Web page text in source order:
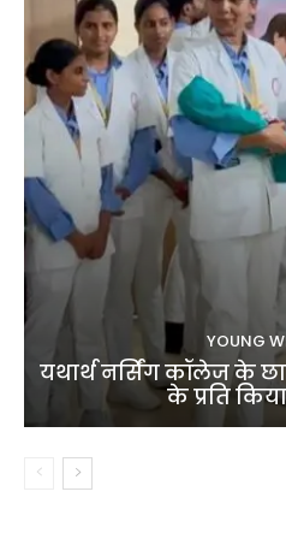
YOUNG
यथार्थ नर्सिंग कॉलेज के
के प्रति